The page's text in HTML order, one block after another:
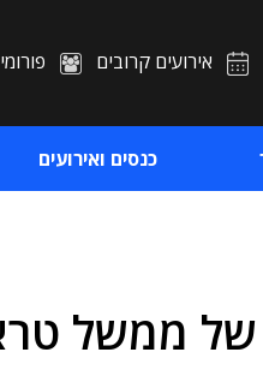
אירועים קרובים
כנסים ואירועים
ממשל